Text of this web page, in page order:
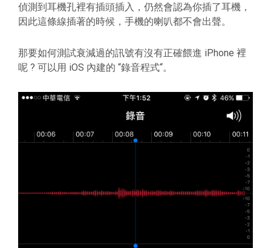
偵測到耳機孔裡有插頭插入，仍然會認為你插了耳機，
因此這條線插著的時候，手機的喇叭都不會出聲。
那要如何測試衰減過的訊號有沒有正確餵進 iPhone 裡
呢 ? 可以用 iOS 內建的 “錄音程式“。